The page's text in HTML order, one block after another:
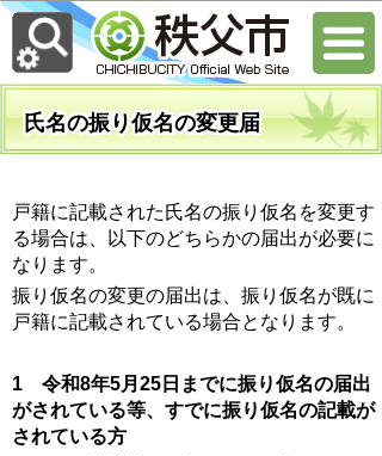
氏名の振り仮名の変更届
戸籍に記載された氏名の振り仮名を変更す
る場合は、以下のどちらかの届出が必要に
なります。
振り仮名の変更の届出は、振り仮名が既に
戸籍に記載されている場合となります。
1 令和8年5月25日までに振り仮名の届出
がされている等、すでに振り仮名の記載が
されている方